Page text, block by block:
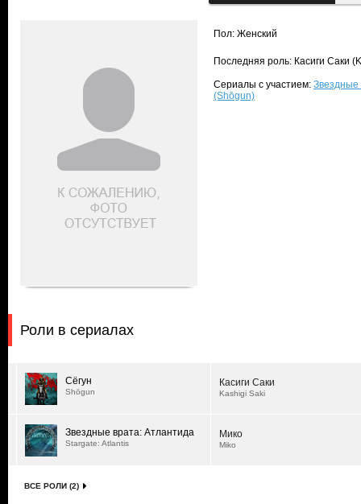
Пол: Женский
Последняя роль: Касиги Саки
Сериалы с участием: Звездные
(Shōgun)
Роли в сериалах
Сёгун
Shōgun
Касиги Саки
Kashigi Saki
Звездные врата: Атлантида
Stargate: Atlantis
Мико
Miko
ВСЕ РОЛИ (2)